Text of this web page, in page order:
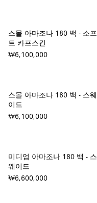
스몰 아마조나 180 백 - 소프
트 카프스킨
₩6,100,000
스몰 아마조나 180 백 - 스웨
이드
₩6,100,000
미디엄 아마조나 180 백 - 스
웨이드
₩6,600,000